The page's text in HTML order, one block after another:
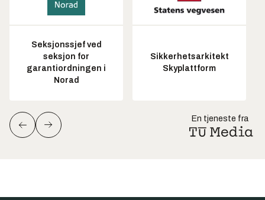
Seksjonssjef ved
seksjon for
garantiordningen i
Norad
Sikkerhetsarkitekt
Skyplattform
En tjeneste fra